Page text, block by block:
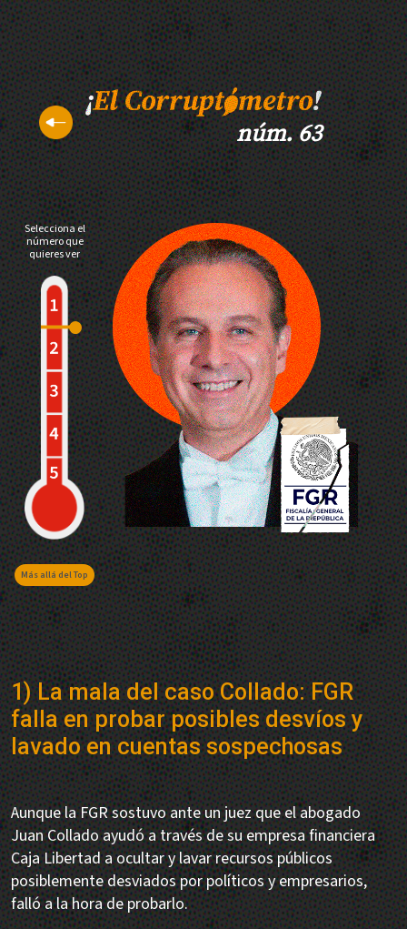
núm. 63
Selecciona el
número que
quieres ver
Más allá del Top
1) La mala del caso Collado: FGR
falla en probar posibles desvíos y
lavado en cuentas sospechosas
Aunque la FGR sostuvo ante un juez que el abogado
Juan Collado ayudó a través de su empresa financiera
Caja Libertad a ocultar y lavar recursos públicos
posiblemente desviados por políticos y empresarios,
falló a la hora de probarlo.